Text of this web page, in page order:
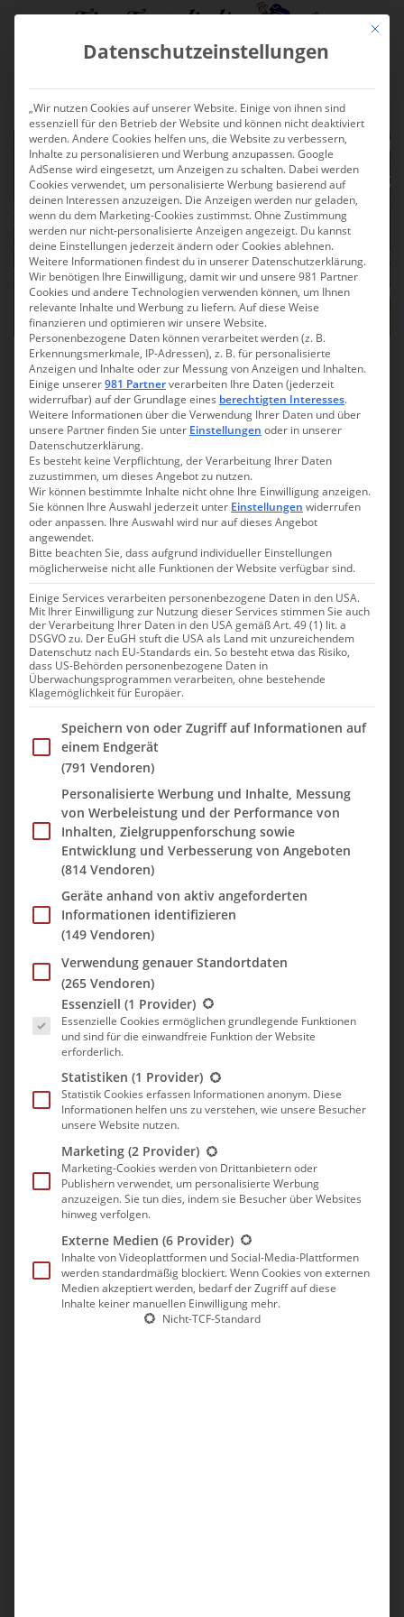
Skip to main content
Madeira: Funchal – Die
Hauptstadt Madeiras
4. Juli 2013 Nicole
Twittern
Marcel und ich hatten für heute eine Wanderung in Queimadas
geplant. Der „grüne Kessel“, (Caldeirão Verde) und hier
insbesondere die Tour zur Caldeirão do Inferno, hatte es uns
angetan.
Wir frühstückten daher um Punkt 08:00 Uhr und fuhren eine
Stunde später los. Vom Hotel folgten wir der Straße hinauf bis
zum Encumeada-Pass. Hier hielten wir uns rechts Richtung São
Vicente. Die Straße verlief in Serpentinen hinab und am Rand
wurde sie von schön blühenden Pflanzen gesäumt. Ein Traum.
Wir erreichten São Vicente nach ca. 45 Minuten. Wir stiegen
kurz an der Promenade aus und schauten uns um. Das Wetter
war zwar nicht allzu schön aber die Straße würde ja nun wieder
Und wie die Straße nun aufwärts ging. Dieser Abschnitt nach
São Jorge war schon ziemlich speziell. Die Serpentinen
verliefen so steil, dass wir teilweise nur im 1. Gang hinauf
gelangten. Zudem verengte sich die Straße auf halber Strecke.
Bei Gegenverkehr, der hier durchaus erwartet werden kann,
wäre das eine sehr interessante Fahrt geworden. Es gab zwar
immer wieder Buchten, in die man ausweichen und den
Gegenverkehr hätte passieren lassen können, doch irgendwer
hätte rückwärts fahren müssen und das in diesem steilen
Gelände. Eine mehr als aufregende und anstrengende Tour. Die
Straße ist wirklich nur zu empfehlen, wenn man Spaß am Auto
fahren und ne Menge Zeit hat.
Genau diese verloren wir hier jetzt ordentlich und nach 2
Stunden waren wir gerade einmal in Santana angelangt. Bis zum
Ausgangsort der Wanderung wäre es noch gut eine weitere
Stunde geworden. Und die Tour mit 18km auch tagfüllend.
Anstatt zu wandern, beschlossen wir daher, nach Funchal zu
fahren und uns die Stadt anzusehen.
Wir stiegen jedoch zuerst in Faial, das hinter Santana liegt, aus
und sahen uns ein wenig um. Wir steuerten einen
Aussichtspunkt an und blickten von hier oben auf das
Meer. Danach fuhren wir ein Stück weiter hinunter zu einer
Kartbahn. Hier gab es neben der Kartbahn, auch noch einen
Sportplatz, verschiedene Fitnessgeräte, eine Skaterbahn, ein
Schwimmbad und ein Restaurant direkt mit Blick auf die kleine
Mit
Datenschutzeinstellungen
„Wir nutzen Cookies auf unserer Website. Einige von ihnen sind
essenziell für den Betrieb der Website und können nicht deaktiviert
werden. Andere Cookies helfen uns, die Website zu verbessern,
Inhalte zu personalisieren und Werbung anzupassen. Google
AdSense wird eingesetzt, um Anzeigen zu schalten. Dabei werden
Cookies verwendet, um personalisierte Werbung basierend auf
deinen Interessen anzuzeigen. Die Anzeigen werden nur geladen,
wenn du dem Marketing-Cookies zustimmst. Ohne Zustimmung
werden nur nicht-personalisierte Anzeigen angezeigt. Du kannst
deine Einstellungen jederzeit ändern oder Cookies ablehnen.
Weitere Informationen findest du in unserer Datenschutzerklärung.
Wir benötigen Ihre Einwilligung, damit wir und unsere 981 Partner
Cookies und andere Technologien verwenden können, um Ihnen
relevante Inhalte und Werbung zu liefern. Auf diese Weise
finanzieren und optimieren wir unsere Website.
Personenbezogene Daten können verarbeitet werden (z. B.
Erkennungsmerkmale, IP-Adressen), z. B. für personalisierte
Anzeigen und Inhalte oder zur Messung von Anzeigen und Inhalten.
Einige unserer981 Partnerverarbeiten Ihre Daten (jederzeit
widerrufbar) auf der Grundlage eines berechtigten Interesses.
Weitere Informationen über die Verwendung Ihrer Daten und über
unsere Partner finden Sie unter Einstellungen oder in unserer
Datenschutzerklärung.
Es besteht keine Verpflichtung, der Verarbeitung Ihrer Daten
zuzustimmen, um dieses Angebot zu nutzen.
Wir können bestimmte Inhalte nicht ohne Ihre Einwilligung anzeigen.
Sie können Ihre Auswahl jederzeit unter Einstellungen widerrufen
oder anpassen. Ihre Auswahl wird nur auf dieses Angebot
angewendet.
Bitte beachten Sie, dass aufgrund individueller Einstellungen
möglicherweise nicht alle Funktionen der Website verfügbar sind.
Einige Services verarbeiten personenbezogene Daten in den USA.
Mit Ihrer Einwilligung zur Nutzung dieser Services stimmen Sie auch
der Verarbeitung Ihrer Daten in den USA gemäß Art. 49 (1) lit. a
DSGVO zu. Der EuGH stuft die USA als Land mit unzureichendem
Datenschutz nach EU-Standards ein. So besteht etwa das Risiko,
dass US-Behörden personenbezogene Daten in
Überwachungsprogrammen verarbeiten, ohne bestehende
Klagemöglichkeit für Europäer.
Im Folgenden finden Sie eine Liste der Zwecke des IAB
Speichern von oder Zugriff auf Informationen auf
einem Endgerät
(791 Vendoren)
Personalisierte Werbung und Inhalte, Messung
von Werbeleistung und der Performance von
Inhalten, Zielgruppenforschung sowie
Entwicklung und Verbesserung von Angeboten
(814 Vendoren)
Geräte anhand von aktiv angeforderten
Informationen identifizieren
(149 Vendoren)
Verwendung genauer Standortdaten
(265 Vendoren)
Es folgt eine Liste der Service-Gruppen, für die eine
Essenziell (1 Provider)
Essenzielle Cookies ermöglichen grundlegende Funktionen
und sind für die einwandfreie Funktion der Website
erforderlich.
Statistiken (1 Provider)
Statistik Cookies erfassen Informationen anonym. Diese
Informationen helfen uns zu verstehen, wie unsere Besucher
unsere Website nutzen.
Marketing (2 Provider)
Marketing-Cookies werden von Drittanbietern oder
Publishern verwendet, um personalisierte Werbung
anzuzeigen. Sie tun dies, indem sie Besucher über Websites
hinweg verfolgen.
Externe Medien (6 Provider)
Inhalte von Videoplattformen und Social-Media-Plattformen
werden standardmäßig blockiert. Wenn Cookies von externen
Medien akzeptiert werden, bedarf der Zugriff auf diese
Inhalte keiner manuellen Einwilligung mehr.
Nicht-TCF-Standard